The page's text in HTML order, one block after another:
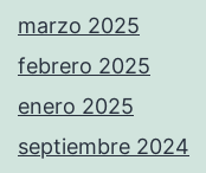
marzo 2025
febrero 2025
enero 2025
septiembre 2024